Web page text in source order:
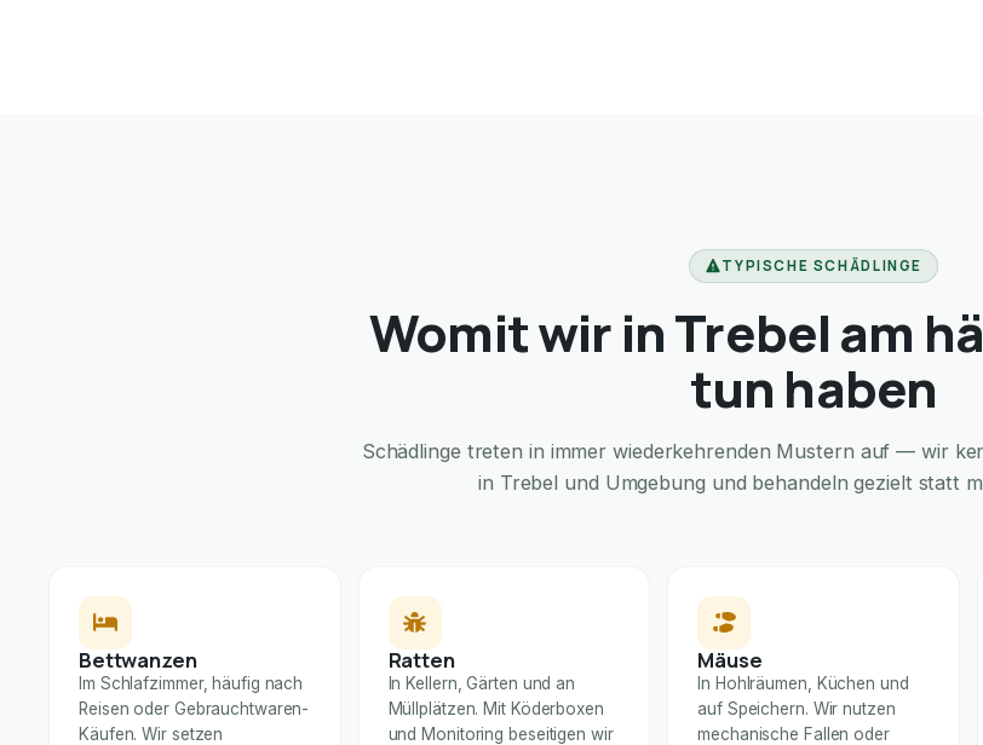
TYPISCHE SCHÄDLINGE
Womit wir in Trebel am
tun haben
Schädlinge treten in immer wiederkehrenden Mustern auf — wir
in Trebel und Umgebung und behandeln gezielt statt
Bettwanzen
Im Schlafzimmer, häufig nach
Reisen oder Gebrauchtwaren-
Käufen. Wir setzen
Ratten
In Kellern, Gärten und an
Müllplätzen. Mit Köderboxen
und Monitoring beseitigen wir
Mäuse
In Hohlräumen, Küchen und
auf Speichern. Wir nutzen
mechanische Fallen oder